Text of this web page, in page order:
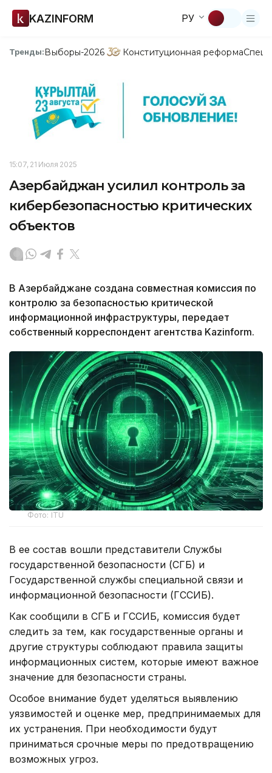
KAZINFORM РУ
Тренды:Выборы-2026 Конституционная реформа
15:07, 21 Июля 2025
Азербайджан усилил контроль за
кибербезопасностью критических
объектов
В Азербайджане создана совместная комиссия по
контролю за безопасностью критической
информационной инфраструктуры, передает
собственный корреспондент агентства Kazinform.
Фото: ITU
В ее состав вошли представители Службы
государственной безопасности (СГБ) и
Государственной службы специальной связи и
информационной безопасности (ГССИБ).
Как сообщили в СГБ и ГССИБ, комиссия будет
следить за тем, как государственные органы и
другие структуры соблюдают правила защиты
информационных систем, которые имеют важное
значение для безопасности страны.
Особое внимание будет уделяться выявлению
уязвимостей и оценке мер, предпринимаемых для
их устранения. При необходимости будут
приниматься срочные меры по предотвращению
возможных угроз.